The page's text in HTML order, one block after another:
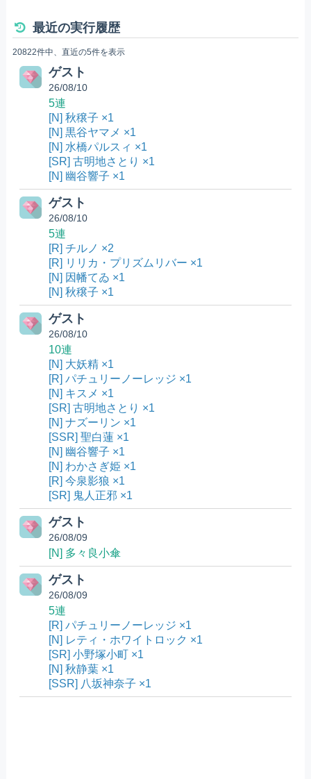
最近の実行履歴
20822件中、直近の5件を表示
ゲスト
26/08/10
5連
[N] 秋穣子 ×1
[N] 黒谷ヤマメ ×1
[N] 水橋パルスィ ×1
[SR] 古明地さとり ×1
[N] 幽谷響子 ×1
ゲスト
26/08/10
5連
[R] チルノ ×2
[R] リリカ・プリズムリバー ×1
[N] 因幡てゐ ×1
[N] 秋穣子 ×1
ゲスト
26/08/10
10連
[N] 大妖精 ×1
[R] パチュリーノーレッジ ×1
[N] キスメ ×1
[SR] 古明地さとり ×1
[N] ナズーリン ×1
[SSR] 聖白蓮 ×1
[N] 幽谷響子 ×1
[N] わかさぎ姫 ×1
[R] 今泉影狼 ×1
[SR] 鬼人正邪 ×1
ゲスト
26/08/09
[N] 多々良小傘
ゲスト
26/08/09
5連
[R] パチュリーノーレッジ ×1
[N] レティ・ホワイトロック ×1
[SR] 小野塚小町 ×1
[N] 秋静葉 ×1
[SSR] 八坂神奈子 ×1